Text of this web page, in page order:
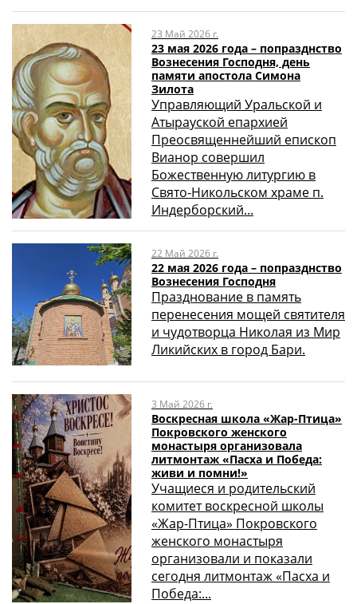
23 Май 2026 г.
23 мая 2026 года – попразднство
Вознесения Господня, день
памяти апостола Симона
Зилота
Управляющий Уральской и
Атырауской епархией
Преосвященнейший епископ
Вианор совершил
Божественную литургию в
Свято-Никольском храме п.
Индерборский...
22 Май 2026 г.
22 мая 2026 года – попразднство
Вознесения Господня
Празднование в память
перенесения мощей святителя
и чудотворца Николая из Мир
Ликийских в город Бари.
3 Май 2026 г.
Воскресная школа «Жар-Птица»
Покровского женского
монастыря организовала
литмонтаж «Пасха и Победа:
живи и помни!»
Учащиеся и родительский
комитет воскресной школы
«Жар-Птица» Покровского
женского монастыря
организовали и показали
сегодня литмонтаж «Пасха и
Победа:...